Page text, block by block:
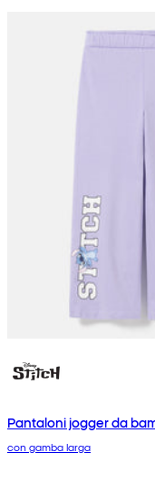
Pantaloni jogger da
con gamba larga